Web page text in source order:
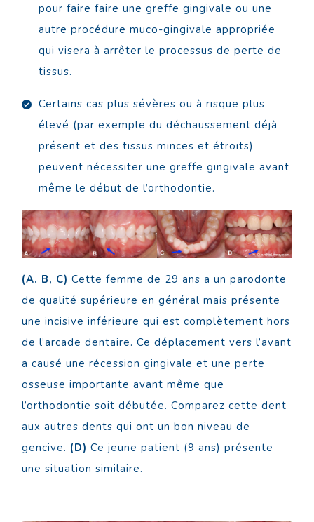
pour faire faire une greffe gingivale ou une
autre procédure muco-gingivale appropriée
qui visera à arrêter le processus de perte de
tissus.
Certains cas plus sévères ou à risque plus
élevé (par exemple du déchaussement déjà
présent et des tissus minces et étroits)
peuvent nécessiter une greffe gingivale avant
même le début de l’orthodontie.
(A. B, C) Cette femme de 29 ans a un parodonte
de qualité supérieure en général mais présente
une incisive inférieure qui est complètement hors
de l’arcade dentaire. Ce déplacement vers l’avant
a causé une récession gingivale et une perte
osseuse importante avant même que
l’orthodontie soit débutée. Comparez cette dent
aux autres dents qui ont un bon niveau de
gencive. (D) Ce jeune patient (9 ans) présente
une situation similaire.